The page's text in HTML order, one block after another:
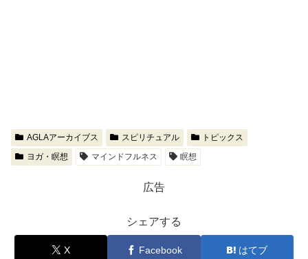
AGLAアーカイブス スピリチュアル
トピックス
ヨガ・瞑想
マインドフルネス 瞑想
広告
シェアする
X Facebook はてブ